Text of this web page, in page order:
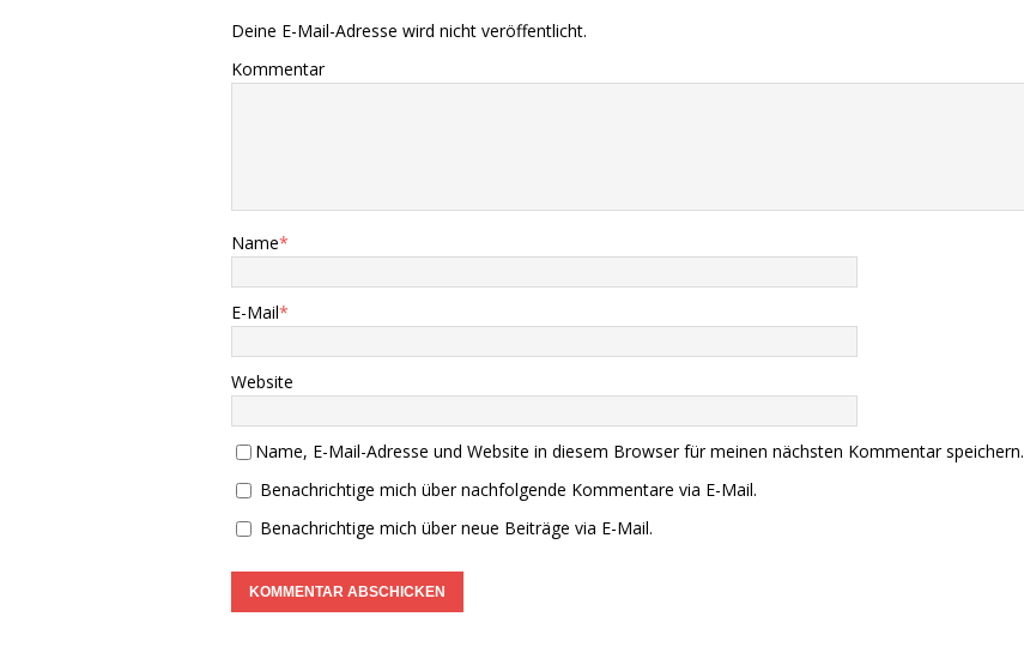
Deine E-Mail-Adresse wird nicht veröffentlicht.
Kommentar
Name*
E-Mail*
Website
Name, E-Mail-Adresse und Website in diesem Browser für meinen nächsten Kommentar speichern.
Benachrichtige mich über nachfolgende Kommentare via E-Mail.
Benachrichtige mich über neue Beiträge via E-Mail.